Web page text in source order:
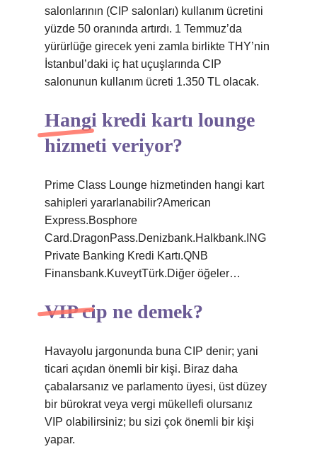
salonlarının (CIP salonları) kullanım ücretini
yüzde 50 oranında artırdı. 1 Temmuz’da
yürürlüğe girecek yeni zamla birlikte THY’nin
İstanbul’daki iç hat uçuşlarında CIP
salonunun kullanım ücreti 1.350 TL olacak.
Hangi kredi kartı lounge
hizmeti veriyor?
Prime Class Lounge hizmetinden hangi kart
sahipleri yararlanabilir?American
Express.Bosphore
Card.DragonPass.Denizbank.Halkbank.ING
Private Banking Kredi Kartı.QNB
Finansbank.KuveytTürk.Diğer öğeler…
VIP cip ne demek?
Havayolu jargonunda buna CIP denir; yani
ticari açıdan önemli bir kişi. Biraz daha
çabalarsanız ve parlamento üyesi, üst düzey
bir bürokrat veya vergi mükellefi olursanız
VIP olabilirsiniz; bu sizi çok önemli bir kişi
yapar.